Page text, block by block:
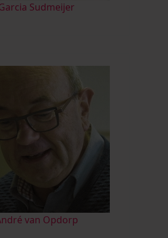
Sudmeijer
van Opdorp